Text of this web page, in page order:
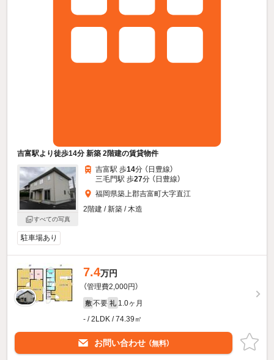
吉富駅より徒歩14分 新築 2階建の賃貸物件
すべての写真
吉富駅 歩14分 （日豊線）
三毛門駅 歩27分 （日豊線）
福岡県築上郡吉富町大字直江
2階建 / 新築 / 木造
駐車場あり
7.4万円
（管理費2,000円）
敷 不要 礼 1.0ヶ月
- / 2LDK / 74.39㎡
お問い合わせ （無料）